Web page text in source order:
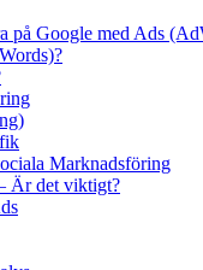
på Google med Ads
Marknadsföring
Är det viktigt?